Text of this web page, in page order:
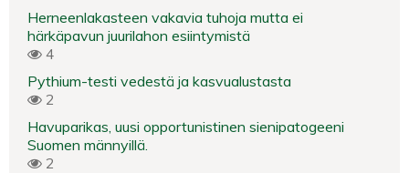
Herneenlakasteen vakavia tuhoja mutta ei
härkäpavun juurilahon esiintymistä
4
Pythium-testi vedestä ja kasvualustasta
2
Havuparikas, uusi opportunistinen sienipatogeeni
Suomen männyillä.
2